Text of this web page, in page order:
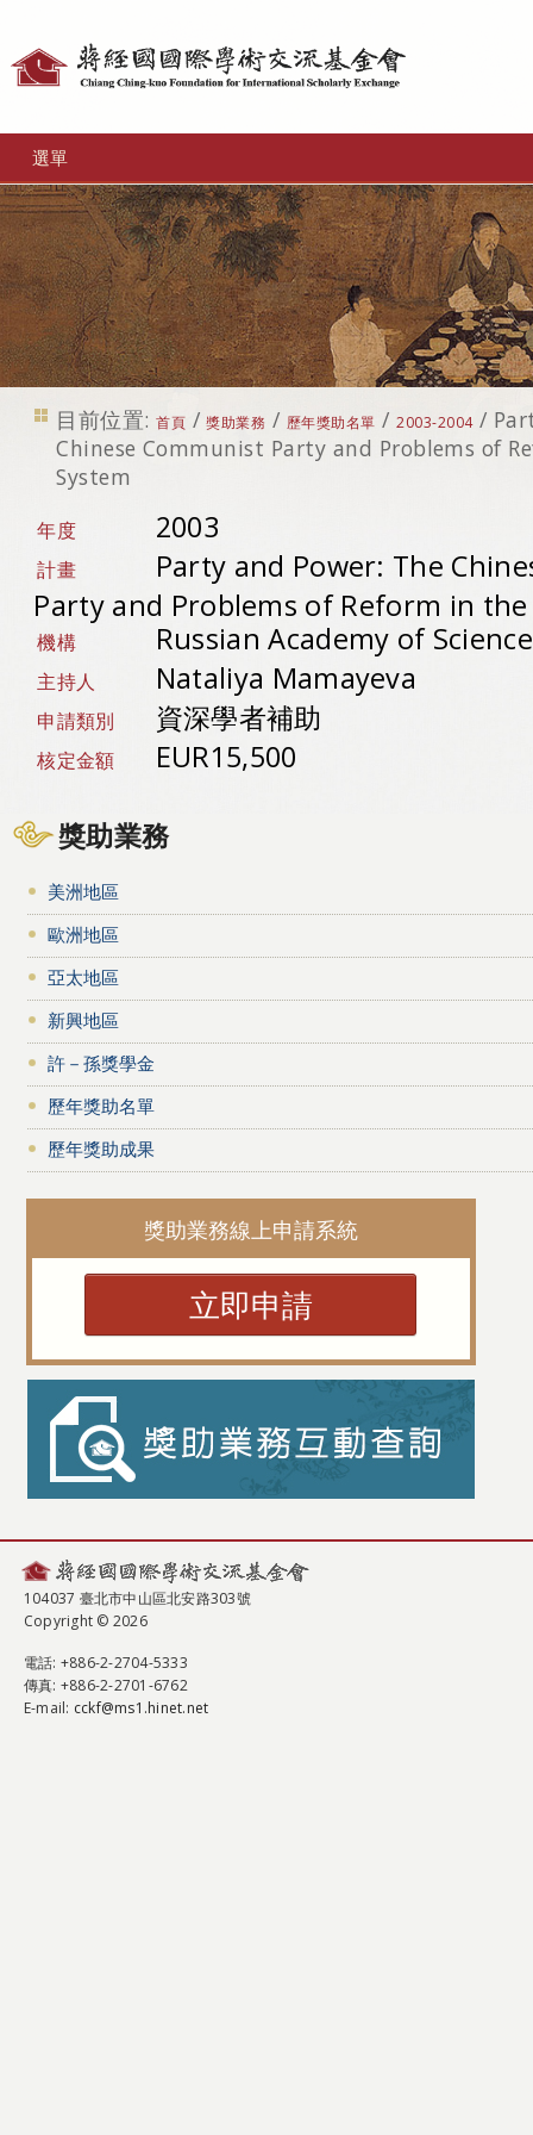
選單
目前位置: 首頁 /獎助業務 / 歷年獎助名單 /2003-2004 /
Chinese Communist Party and Problems of
System
年度 2003
計畫
Party and Power: The
Party and Problems of Reform in
機構 Russian Academy of
主持人 Nataliya Mamayeva
申請類別 資深學者補助
核定金額 EUR15,500
獎助業務
美洲地區
歐洲地區
亞太地區
新興地區
許－孫獎學金
歷年獎助名單
歷年獎助成果
獎助業務線上申請系統
立即申請
104037 臺北市中山區北安路303號
Copyright © 2026
電話: +886-2-2704-5333
傳真: +886-2-2701-6762
E-mail: cckf@ms1.hinet.net